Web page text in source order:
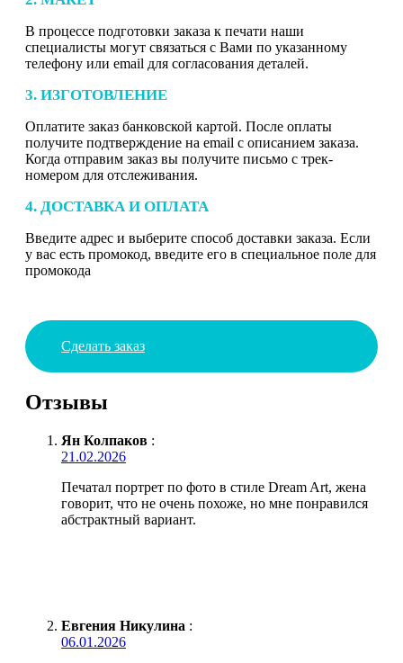
В процессе подготовки заказа к печати наши
специалисты могут связаться с Вами по указанному
телефону или email для согласования деталей.
3. ИЗГОТОВЛЕНИЕ
Оплатите заказ банковской картой. После оплаты
получите подтверждение на email с описанием заказа.
Когда отправим заказ вы получите письмо с трек-
номером для отслеживания.
4. ДОСТАВКА И ОПЛАТА
Введите адрес и выберите способ доставки заказа. Если
у вас есть промокод, введите его в специальное поле для
промокода
Сделать заказ
Отзывы
Ян Колпаков :
21.02.2026
Печатал портрет по фото в стиле Dream Art, жена
говорит, что не очень похоже, но мне понравился
абстрактный вариант.
Евгения Никулина :
06.01.2026